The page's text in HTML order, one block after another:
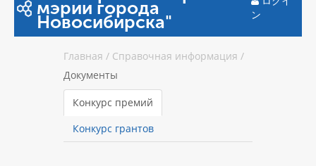
мэрии города
Новосибирска"
ン
Главная / Справочная информация /
Документы
Конкурс премий
Конкурс грантов